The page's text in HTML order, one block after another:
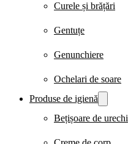
Curele și brățări
Gentuțe
Genunchiere
Ochelari de soare
Produse de igienă
Bețișoare de urechi